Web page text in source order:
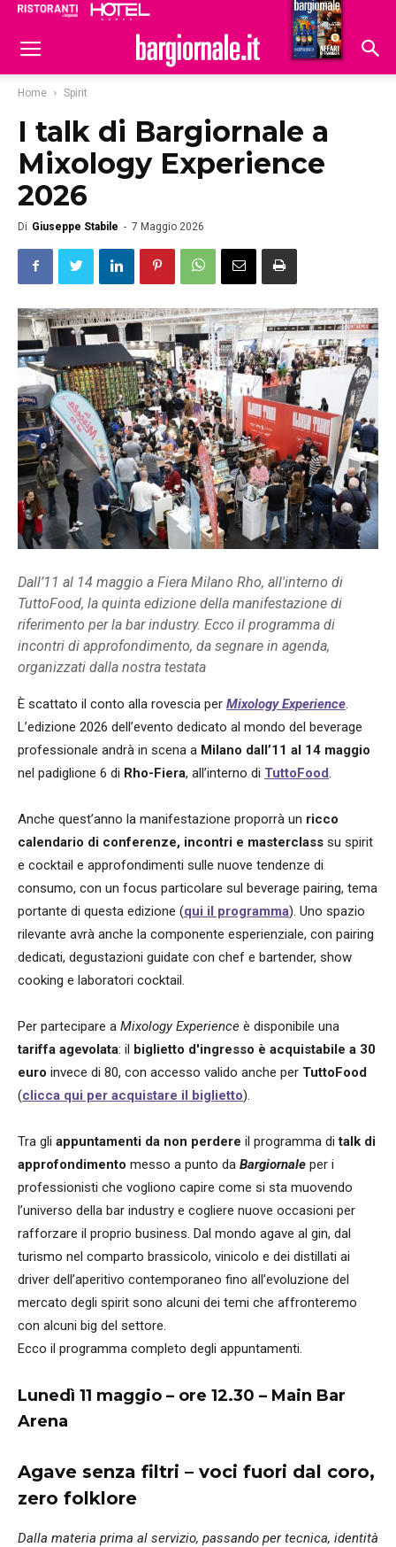
Hoteldomani
Home Spirit
I talk di Bargiornale a
Mixology Experience
2026
Di Giuseppe Stabile - 7 Maggio 2026
Dall’11 al 14 maggio a Fiera Milano Rho, all'interno di
TuttoFood, la quinta edizione della manifestazione di
riferimento per la bar industry. Ecco il programma di
incontri di approfondimento, da segnare in agenda,
organizzati dalla nostra testata
È scattato il conto alla rovescia per Mixology Experience.
L’edizione 2026 dell’evento dedicato al mondo del beverage
professionale andrà in scena a Milano dall’11 al 14 maggio
nel padiglione 6 di Rho-Fiera, all’interno di TuttoFood.
Anche quest’anno la manifestazione proporrà un ricco
calendario di conferenze, incontri e masterclass su spirit
e cocktail e approfondimenti sulle nuove tendenze di
consumo, con un focus particolare sul beverage pairing, tema
portante di questa edizione (qui il programma). Uno spazio
rilevante avrà anche la componente esperienziale, con pairing
dedicati, degustazioni guidate con chef e bartender, show
cooking e laboratori cocktail.
Per partecipare a Mixology Experience è disponibile una
tariffa agevolata: il biglietto d'ingresso è acquistabile a 30
euro invece di 80, con accesso valido anche per TuttoFood
(clicca qui per acquistare il biglietto).
Tra gli appuntamenti da non perdere il programma ditalk di
approfondimento messo a punto da Bargiornale per i
professionisti che vogliono capire come si sta muovendo
l’universo della bar industry e cogliere nuove occasioni per
rafforzare il proprio business. Dal mondo agave al gin, dal
turismo nel comparto brassicolo, vinicolo e dei distillati ai
driver dell’aperitivo contemporaneo fino all’evoluzione del
mercato degli spirit sono alcuni dei temi che affronteremo
con alcuni big del settore.
Ecco il programma completo degli appuntamenti.
Lunedì 11 maggio – ore 12.30 – Main Bar
Arena
Agave senza filtri – voci fuori dal coro,
zero folklore
Dalla materia prima al servizio, passando per tecnica, identità